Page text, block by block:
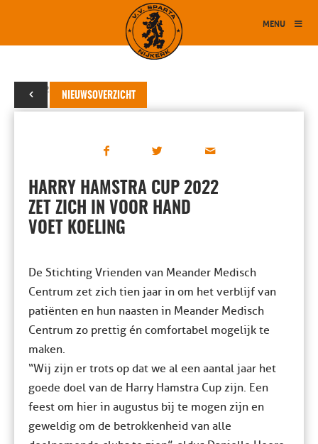
MENU
NIEUWSOVERZICHT
25 juli 2022
HARRY HAMSTRA CUP 2022
ZET ZICH IN VOOR HAND
VOET KOELING
De Stichting Vrienden van Meander Medisch
Centrum zet zich tien jaar in om het verblijf van
patiënten en hun naasten in Meander Medisch
Centrum zo prettig én comfortabel mogelijk te
maken.
“Wij zijn er trots op dat we al een aantal jaar het
goede doel van de Harry Hamstra Cup zijn. Een
feest om hier in augustus bij te mogen zijn en
geweldig om de betrokkenheid van alle